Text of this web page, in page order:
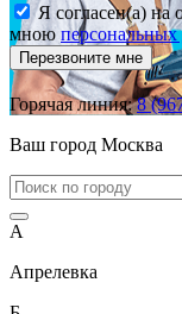
Я согласен(а) на
мною
Перезвоните мне
Горячая линия:8
Ваш город Москва
А
Апрелевка